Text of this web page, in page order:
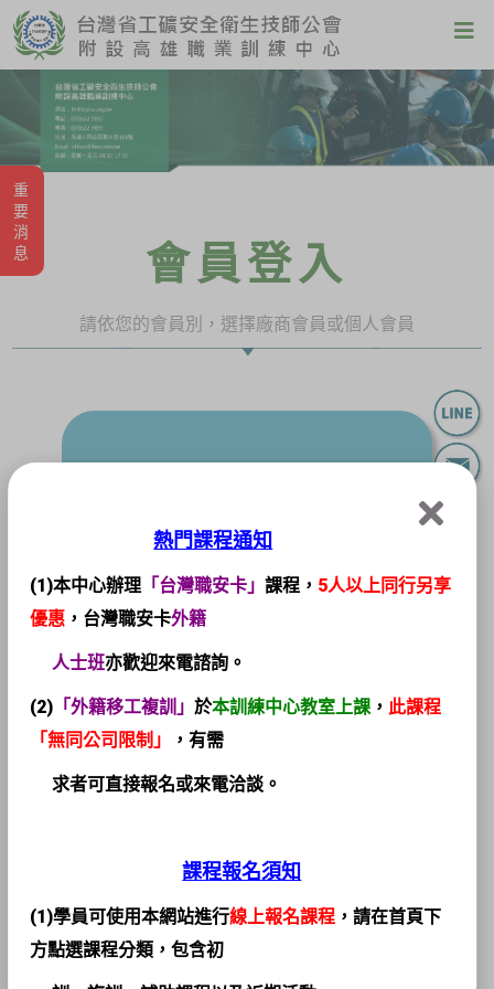
重要消息 會員登入
請依您的會員別，選擇廠商會員或個人會員
廠商會員
個人會員
熱門課程通知
(1)本中心辦理「台灣職安卡」 課程， 5人以上同行另享
優惠，台灣職安卡外籍
人士班亦歡迎來電諮詢。
(2)「外籍移工複訓」 於本訓練中心教室上課， 此課程
「無同公司限制」
，有需
求者可直接報名或來電洽談。
課程報名須知
(1)學員可使用本網站進行線上報名課程，請在首頁下
方點選課程分類，包含初